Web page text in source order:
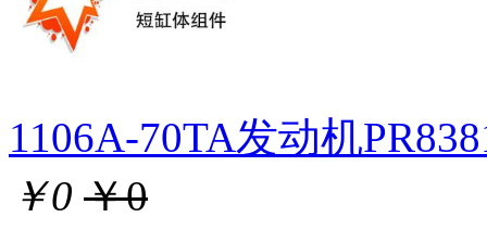
1106A-70TA发动机
￥0 ￥0